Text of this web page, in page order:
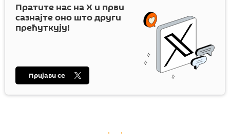
Пратите нас наX и први
сазнајте оно што други
прећуткују!
Пријави се